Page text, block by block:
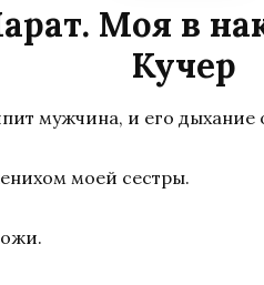
Моя в
Кучер
мужчина, и его дыхание
моей сестры.